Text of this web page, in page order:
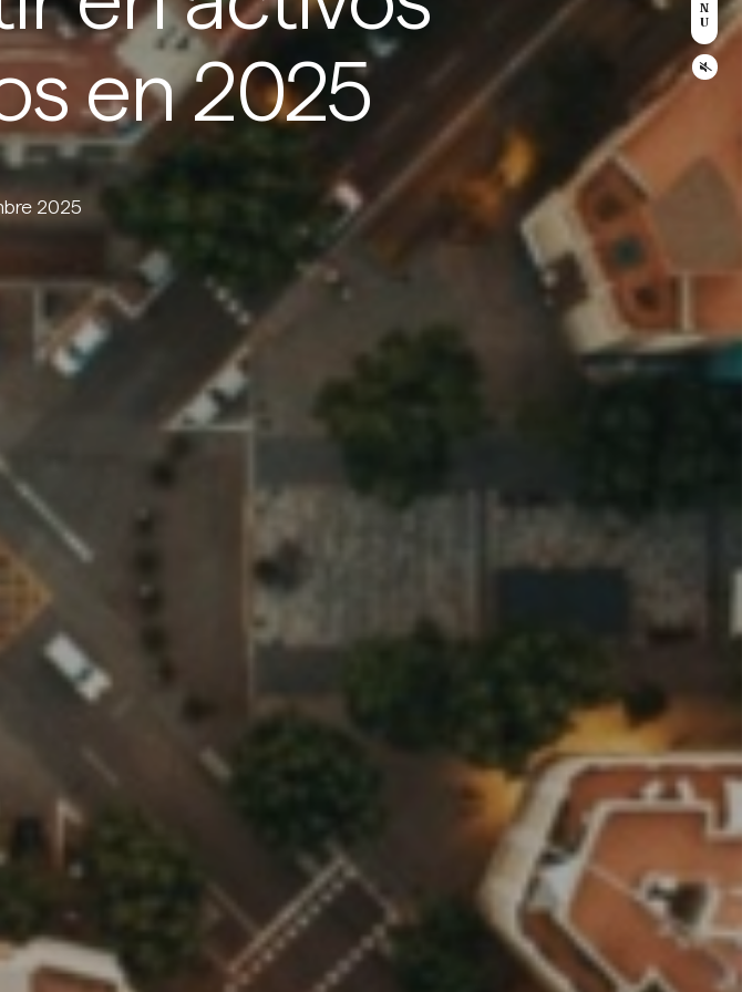
N
U
en 2025
2025